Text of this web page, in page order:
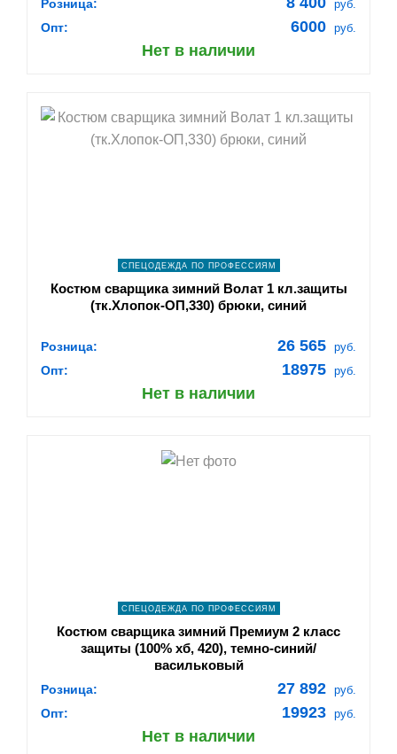
Розница: руб.
Опт: 6000 руб.
Нет в наличии
shopping_cart В КОРЗИНУ
СПЕЦОДЕЖДА ПО ПРОФЕССИЯМ
Костюм сварщика зимний Волат 1 кл.защиты
(тк.Хлопок-ОП,330) брюки, синий
Розница: 26 565 руб.
Опт: 18975 руб.
Нет в наличии
shopping_cart В КОРЗИНУ
СПЕЦОДЕЖДА ПО ПРОФЕССИЯМ
Костюм сварщика зимний Премиум 2 класс
защиты (100% хб, 420), темно-синий/
васильковый
Розница: 27 892 руб.
Опт: 19923 руб.
Нет в наличии